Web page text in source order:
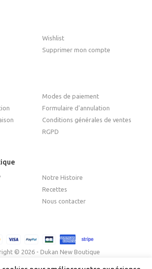
Wishlist
Supprimer mon compte
Modes de paiement
Formulaire d'annulation
Conditions générales de ventes
RGPD
Notre Histoire
Recettes
Nous contacter
© 2026 - Dukan New Boutique